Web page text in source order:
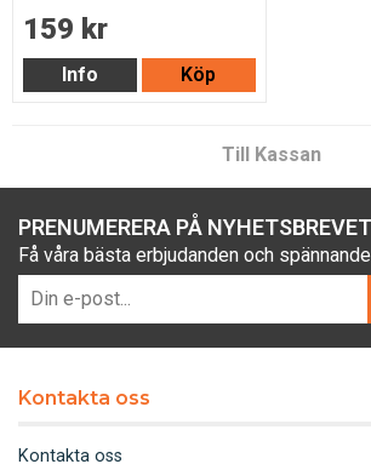
159 kr
Info Köp
Till Kassan
PRENUMERERA PÅ NYHETSBREVET
Få våra bästa erbjudanden och
Kontakta oss
Kontakta oss